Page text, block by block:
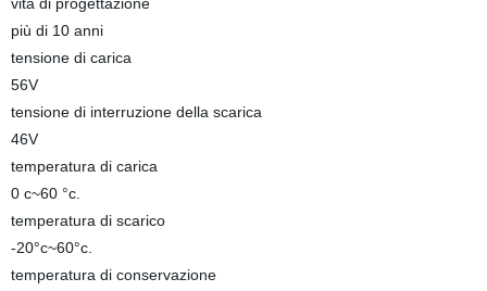
più di 10 anni
tensione di carica
56V
tensione di interruzione della scarica
46V
temperatura di carica
0 c~60 °c.
temperatura di scarico
-20°c~60°c.
temperatura di conservazione